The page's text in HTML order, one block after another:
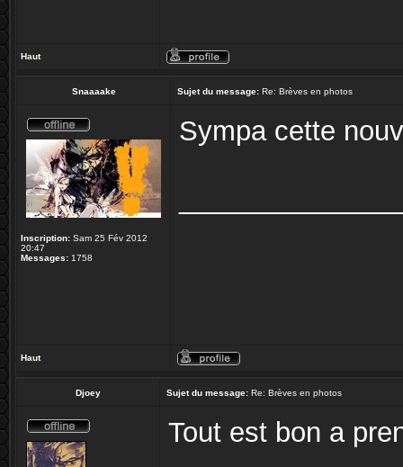
Haut
Snaaaake Sujet du message: Re: Brèves en photos
Inscription: Sam 25 Fév 2012
20:47
Messages: 1758
Sympa cette
Haut
Djoey Sujet du message: Re: Brèves en photos
Tout est bon a